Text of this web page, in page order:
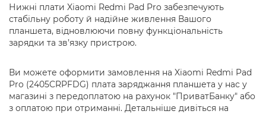
Нижні плати Xiaomi Redmi Pad Pro забезпечують
стабільну роботу й надійне живлення Вашого
планшета, відновлюючи повну функціональність
зарядки та зв’язку пристрою.
Ви можете оформити замовлення на Xiaomi Redmi Pad
Pro (2405CRPFDG) плата заряджання планшета у нас у
магазині з передоплатою на рахунок "ПриватБанку" або
з оплатою при отриманні. Детальніше дивіться на